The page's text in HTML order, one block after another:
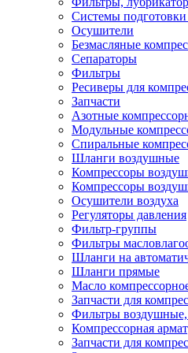
Системы подготовки
Осушители
Безмасляные
Сепараторы
Фильтры
Ресиверы для
Запчасти
Азотные
Модульные
Спиральные
Шланги воздушные
Компрессоры
Компрессоры
Осушители воздуха
Регуляторы давления
Фильтр-группы
Фильтры
Шланги на
Шланги прямые
Масло
Запчасти для
Фильтры
Компрессорная
Запчасти для